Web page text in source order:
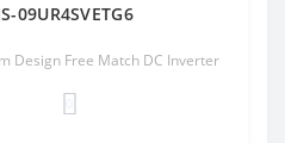
09UR4SVETG6
Design Free Match DC Inverter